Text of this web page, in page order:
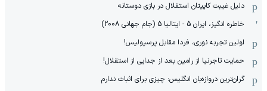
دلیل غیبت کاپیتان استقلال در بازی دوستانه
خاطره انگیز، ایران 5 - ایتالیا 5 (جام جهانی 2008)
اولین تجربه نوری، فردا مقابل پرسپولیس!
حمایت تاجرنیا از رامین بعد از جدایی از استقلال!
گران‌ترین دروازه‌بان انگلیس: چیزی برای اثبات ندارم